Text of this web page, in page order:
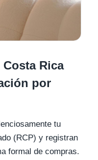
Rica
por
tu
(RCP) y registran
formal de compras.